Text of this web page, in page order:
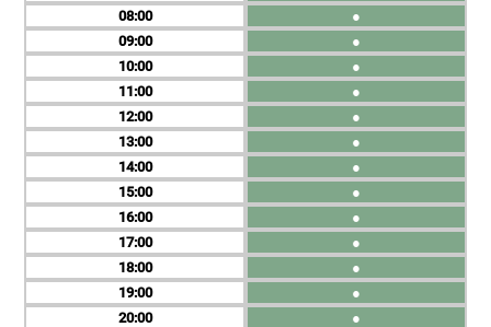
08
09
10
11
12
13
14
15
16
17
18
19
20
●
●
●
●
●
●
●
●
●
●
●
●
●